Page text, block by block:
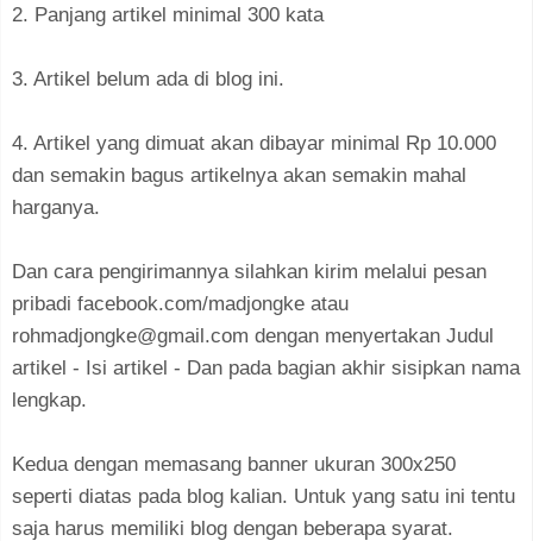
2. Panjang artikel minimal 300 kata
3. Artikel belum ada di blog ini.
4. Artikel yang dimuat akan dibayar minimal Rp 10.000
dan semakin bagus artikelnya akan semakin mahal
harganya.
Dan cara pengirimannya silahkan kirim melalui pesan
pribadi facebook.com/madjongke atau
rohmadjongke@gmail.com dengan menyertakan Judul
artikel - Isi artikel - Dan pada bagian akhir sisipkan nama
lengkap.
Kedua dengan memasang banner ukuran 300x250
seperti diatas pada blog kalian. Untuk yang satu ini tentu
saja harus memiliki blog dengan beberapa syarat.